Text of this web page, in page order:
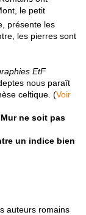
le petit
présente les
les pierres sont
EtF
nous paraît
celtique. (Voir
ne soit pas
un indice bien
auteurs romains